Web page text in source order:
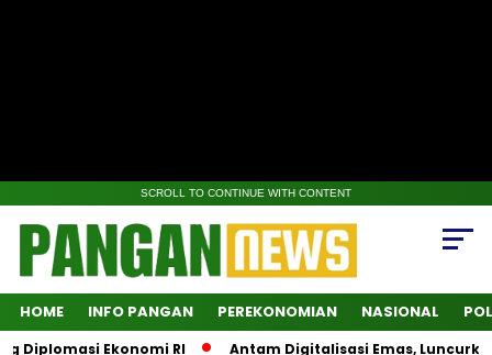
SCROLL TO CONTINUE WITH CONTENT
HOME INFO PANGAN PEREKONOMIAN NASIONAL
Diplomasi Ekonomi RI Antam Digitalisasi Emas,